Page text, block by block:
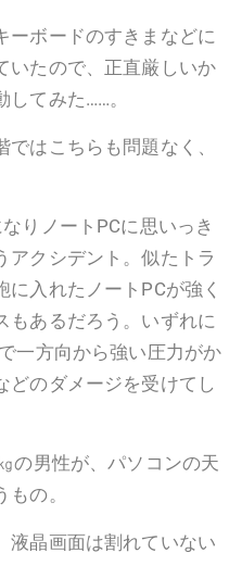
ーボードのすきまなどに
いたので、正直厳しいか
してみた……。
はこちらも問題なく、
りノートPCに思いっき
アクシデント。似たトラ
入れたノートPCが強く
もあるだろう。いずれに
一方向から強い圧力がか
どのダメージを受けてし
の男性が、パソコンの天
の。
液晶画面は割れていない